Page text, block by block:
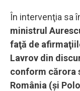
În intervenţia sa
ministrul
faţă de
Lavrov din
conform cărora
România (şi